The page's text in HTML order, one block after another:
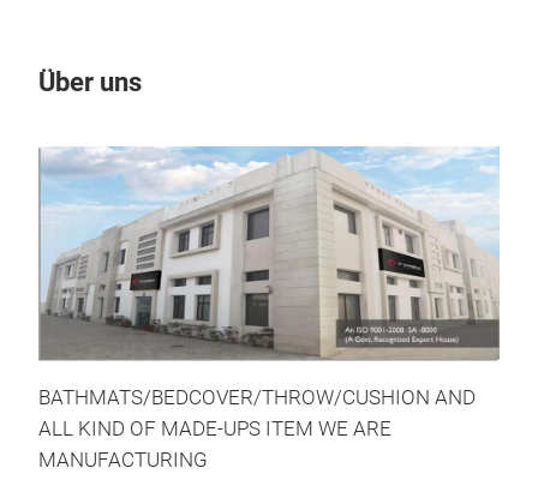
Über uns
BATHMATS/BEDCOVER/THROW/CUSHION AND
ALL KIND OF MADE-UPS ITEM WE ARE
MANUFACTURING